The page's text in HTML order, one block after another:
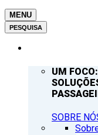
MENU
PESQUISA
UM FOCO:
SOBRE